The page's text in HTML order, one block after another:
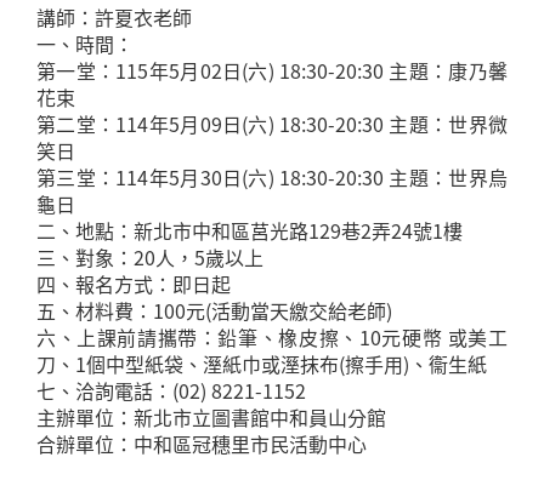
講師：許夏衣老師
一、時間：
第一堂：115年5月02日(六) 18:30-20:30 主題：康乃馨
花束
第二堂：114年5月09日(六) 18:30-20:30 主題：世界微
笑日
第三堂：114年5月30日(六) 18:30-20:30 主題：世界烏
龜日
二、地點：新北市中和區莒光路129巷2弄24號1樓
三、對象：20人，5歲以上
四、報名方式：即日起
五、材料費：100元(活動當天繳交給老師)
六、上課前請攜帶：鉛筆、橡皮擦、10元硬幣 或美工
刀、1個中型紙袋、溼紙巾或溼抹布(擦手用)、衞生紙
七、洽詢電話：(02) 8221-1152
主辦單位：新北市立圖書館中和員山分館
合辦單位：中和區冠穗里市民活動中心